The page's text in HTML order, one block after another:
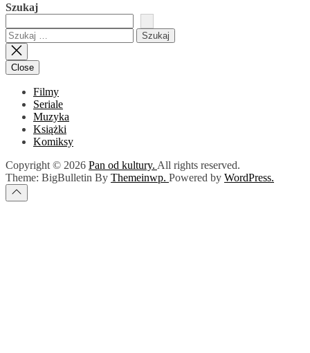
Szukaj
Szukaj:
Close
Filmy
Seriale
Muzyka
Książki
Komiksy
Copyright © 2026 Pan od kultury. All rights reserved.
Theme: BigBulletin By Themeinwp. Powered by WordPress.